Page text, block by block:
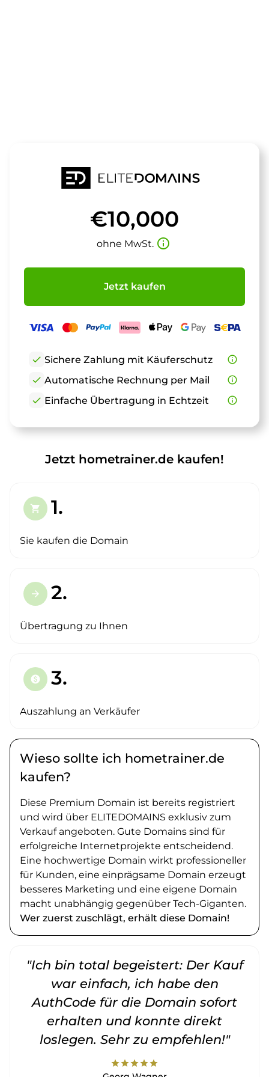
€10,000
ohne MwSt. info_outline
Jetzt kaufen
check Sichere Zahlung mit Käuferschutz
info_outline
check Automatische Rechnung per Mail
info_outline
check Einfache Übertragung in Echtzeit info_outline
Jetzt hometrainer.de kaufen!
shopping_cart 1.
Sie kaufen die Domain
arrow_forward 2.
Übertragung zu Ihnen
paid 3.
Auszahlung an Verkäufer
Wieso sollte ich hometrainer.de
kaufen?
Diese Premium Domain ist bereits registriert
und wird über ELITEDOMAINS exklusiv zum
Verkauf angeboten. Gute Domains sind für
erfolgreiche Internetprojekte entscheidend.
Eine hochwertige Domain wirkt professioneller
für Kunden, eine einprägsame Domain erzeugt
besseres Marketing und eine eigene Domain
macht unabhängig gegenüber Tech-Giganten.
Wer zuerst zuschlägt, erhält diese Domain!
"Ich bin total begeistert: Der Kauf
war einfach, ich habe den
AuthCode für die Domain sofort
erhalten und konnte direkt
loslegen. Sehr zu empfehlen!"
starstarstarstarstar